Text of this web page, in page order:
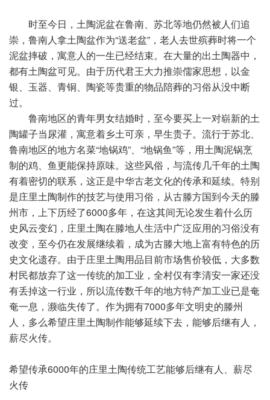
时至今日，土陶泥盆在鲁南、苏北等地仍然被人们追
崇，鲁南人拿土陶盆作为“送老盆”，老人去世殡葬时将一个
泥盆摔破，寓意人的一生已经结束。在大量的出土陶器中，
都有土陶盆可见。由于历代君王大力推崇儒家思想，以金
银、玉器、青铜、陶瓷等贵重的物品陪葬的习俗从没中断
过。
鲁南地区的青年男女结婚时，至今要买上一对崭新的土
陶罐子当尿灌，寓意着乡土可亲，早生贵子。流行于苏北、
鲁南地区的地方名菜“地锅鸡”、“地锅鱼”等，用土陶泥锅烹
制的鸡、鱼更能保持原味。这些风俗，与流传几千年的土陶
有着密切的联系，这正是中华古老文化的传承和延续。特别
是庄里土陶制作的技艺与使用习俗，从古滕方国到今天的滕
州市，上下历经了6000多年，在这其间无论发生着什么历
史风云变幻，庄里土陶在滕地人生活中广泛应用的习俗没有
改变，至今仍在发展继续着，成为古滕大地上富有特色的历
史文化遗存。由于庄里土陶用品目前市场售价较低，大多数
村民都放弃了这一传统的加工业，全村仅有李清安一家还没
有丢掉这一行业，所以流传数千年的地方特产加工业已是奄
奄一息，濒临失传了。作为拥有7000多年文明史的滕州
人，多么希望庄里土陶制作能够延续下去，能够后继有人，
薪尽火传。
希望传承6000年的庄里土陶传统工艺能够后继有人、薪尽
火传